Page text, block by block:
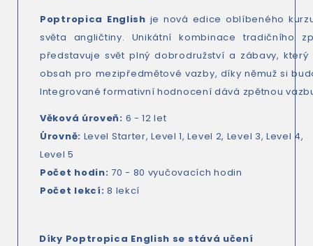
Poptropica English je nová edice oblíbeného
světa angličtiny. Unikátní kombinace tradičního
představuje svět plný dobrodružství a zábavy,
obsah pro mezipředmětové vazby, díky němuž si
Integrované formativní hodnocení dává zpětnou
Věková úroveň: 6 - 12 let
Úrovně: Level Starter, Level 1, Level 2, Level 3, Level 4,
Level 5
Počet hodin:70 - 80 vyučovacích hodin
Počet lekcí:8 lekcí
Díky Poptropica English se stává učení